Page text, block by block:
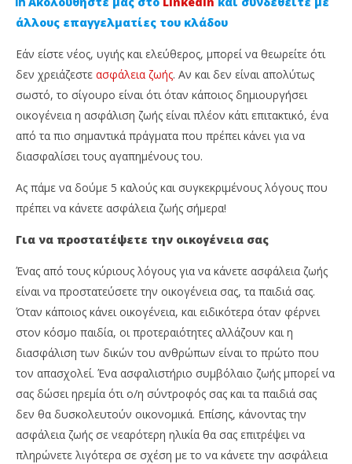
NOW VIEWING
5 καλοί λόγοι για να κάνεις ασφάλεια ζωής
Μαΐου,
2024
Cyprus
Insurance
News
Team
άλλους επαγγελματίες του κλάδου
Εάν είστε νέος, υγιής και ελεύθερος, μπορεί να θεωρείτε ότι
δεν χρειάζεστε ασφάλεια ζωής. Αν και δεν είναι απολύτως
σωστό, το σίγουρο είναι ότι όταν κάποιος δημιουργήσει
οικογένεια η ασφάλιση ζωής είναι πλέον κάτι επιτακτικό, ένα
από τα πιο σημαντικά πράγματα που πρέπει κάνει για να
διασφαλίσει τους αγαπημένους του.
Ας πάμε να δούμε 5 καλούς και συγκεκριμένους λόγους που
πρέπει να κάνετε ασφάλεια ζωής σήμερα!
Για να προστατέψετε την οικογένεια σας
Ένας από τους κύριους λόγους για να κάνετε ασφάλεια ζωής
είναι να προστατεύσετε την οικογένεια σας, τα παιδιά σας.
Όταν κάποιος κάνει οικογένεια, και ειδικότερα όταν φέρνει
στον κόσμο παιδία, οι προτεραιότητες αλλάζουν και η
διασφάλιση των δικών του ανθρώπων είναι το πρώτο που
τον απασχολεί. Ένα ασφαλιστήριο συμβόλαιο ζωής μπορεί να
σας δώσει ηρεμία ότι ο/η σύντροφός σας και τα παιδιά σας
δεν θα δυσκολευτούν οικονομικά. Επίσης, κάνοντας την
ασφάλεια ζωής σε νεαρότερη ηλικία θα σας επιτρέψει να
πληρώνετε λιγότερα σε σχέση με το να κάνετε την ασφάλεια